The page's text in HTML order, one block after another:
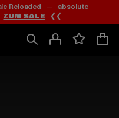
Reloaded — absolute
ZUM SALE ❮❮